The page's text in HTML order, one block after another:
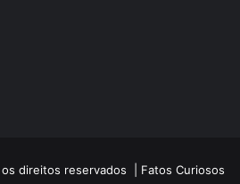
direitos reservados | Fatos Curiosos